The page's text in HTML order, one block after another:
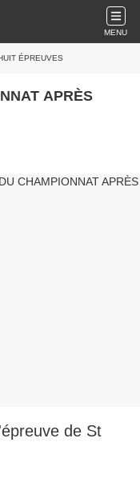
MENU
ÉPREUVES
APRÈS
de St